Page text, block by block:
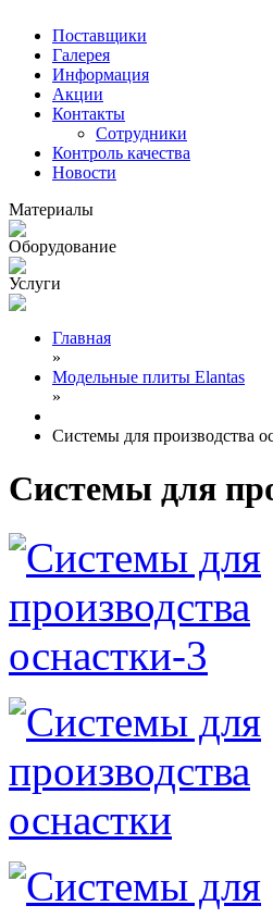
Поставщики
Галерея
Информация
Акции
Контакты
Сотрудники
Контроль качества
Новости
Материалы
Оборудование
Услуги
Главная
»
Модельные плиты Elantas
»
Системы для производства
Системы для